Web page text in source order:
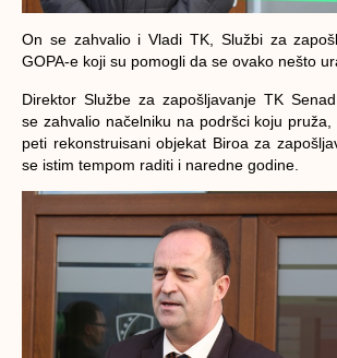
On se zahvalio i Vladi TK, Službi za
GOPA-e koji su pomogli da se ovako nešto
Direktor Službe za zapošljavanje TK
se zahvalio načelniku na podršci koju
peti rekonstruisani objekat Biroa za
se istim tempom raditi i naredne godine.